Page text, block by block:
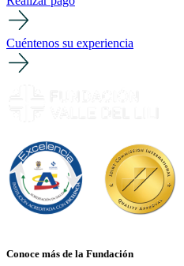
Cuéntenos su experiencia
Conoce más de la Fundación